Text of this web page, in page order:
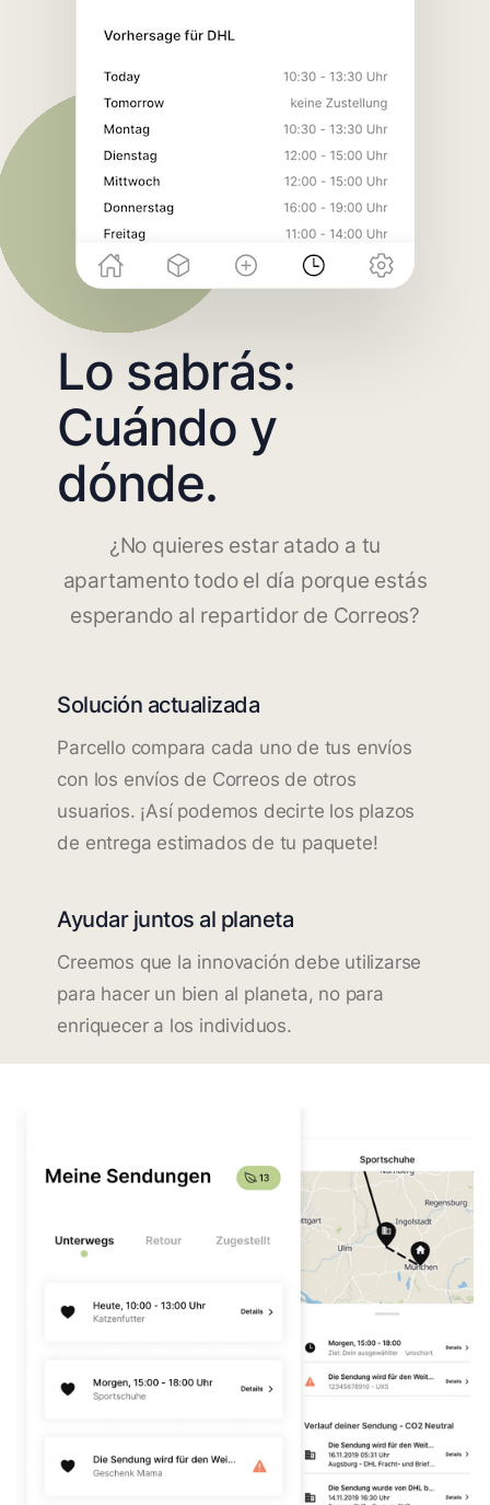
Lo sabrás:
Cuándo y
dónde.
¿No quieres estar atado a tu
apartamento todo el día porque estás
esperando al repartidor de Correos?
Solución actualizada
Parcello compara cada uno de tus envíos
con los envíos de Correos de otros
usuarios. ¡Así podemos decirte los plazos
de entrega estimados de tu paquete!
Ayudar juntos al planeta
Creemos que la innovación debe utilizarse
para hacer un bien al planeta, no para
enriquecer a los individuos.